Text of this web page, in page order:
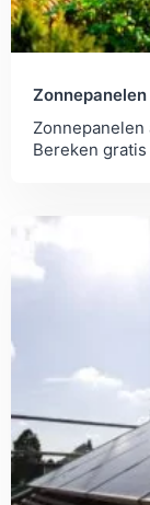
Bereken